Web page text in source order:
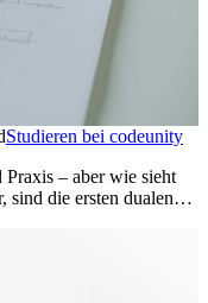
Studieren bei codeunity
– aber wie sieht
sind die ersten dualen…